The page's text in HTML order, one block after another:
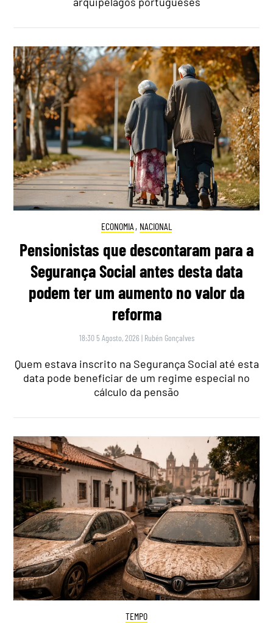
ECONOMIA , NACIONAL
Pensionistas que descontaram para a
Segurança Social antes desta data
podem ter um aumento no valor da
reforma
18:30 5 Agosto, 2026 | Rubén Gonçalves
Quem estava inscrito na Segurança Social até esta
data pode beneficiar de um regime especial no
cálculo da pensão
TEMPO